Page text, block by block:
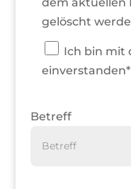
gelöscht
Ich bin mit
einverstanden*
Betreff